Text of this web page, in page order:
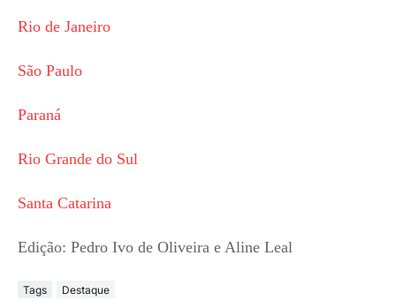
Rio de Janeiro
São Paulo
Paraná
Rio Grande do Sul
Santa Catarina
Edição: Pedro Ivo de Oliveira e Aline Leal
Tags Destaque